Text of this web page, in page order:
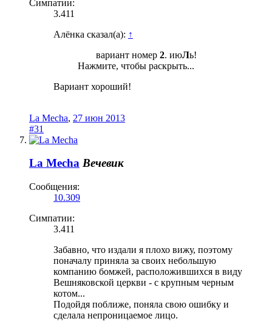
Симпатии:
3.411
Алёнка сказал(а): ↑
вариант номер 2. июЛь!​
Нажмите, чтобы раскрыть...
Вариант хороший!
La Mecha, 27 июн 2013
#31
La Mecha Вечевик
Сообщения:
10.309
Симпатии:
3.411
Забавно, что издали я плохо вижу, поэтому
поначалу приняла за своих небольшую
компанию бомжей, расположившихся в виду
Вешняковской церкви - с крупным черным
котом...
Подойдя поближе, поняла свою ошибку и
сделала непроницаемое лицо.